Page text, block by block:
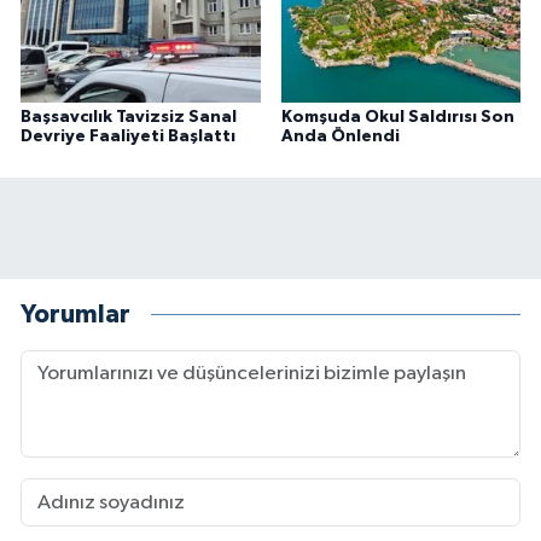
Başsavcılık Tavizsiz Sanal
Devriye Faaliyeti Başlattı
Komşuda Okul Saldırısı Son
Anda Önlendi
Yorumlar